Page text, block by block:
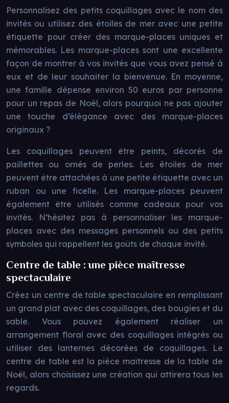
Personnalisez des petits coquillages avec le nom des
invités ou utilisez des étoiles de mer avec une petite
étiquette pour créer des marque-places uniques et
mémorables. Les marque-places sont une excellente
façon de montrer à vos invités que vous avez pensé à
eux et de leur souhaiter la bienvenue. En moyenne,
une famille dépense environ 50 euros par personne
pour un repas de Noël, alors pourquoi ne pas ajouter
une touche d’élégance avec des marque-places
originaux ?
Les coquillages peuvent être peints, décorés de
paillettes ou ornés de perles. Les étoiles de mer
peuvent être attachées à une petite étiquette avec un
ruban ou une ficelle. Les marque-places peuvent
également être utilisés comme cadeaux pour vos
invités. N’hésitez pas à personnaliser les marque-
places avec des messages personnels ou des petits
symboles qui rappellent les goûts de chaque invité.
Centre de table : une pièce maîtresse
spectaculaire
Créez un centre de table spectaculaire en remplissant
un grand plat avec des coquillages, des bougies et du
sable. Vous pouvez également réaliser un
arrangement floral avec des coquillages intégrés ou
utiliser des lanternes décorées de coquillages. Le
centre de table est la pièce maîtresse de la table de
Noël, alors choisissez une création qui attirera tous les
regards.